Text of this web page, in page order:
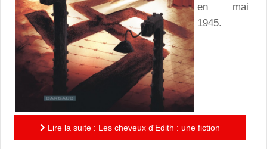
en mai
1945.
Lire la suite : Les cheveux d'Edith : une fiction